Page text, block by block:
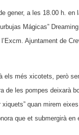
gener, a les 18.00 h. en
Mágicas”
Ajuntament de
els més xicotets, però
de les pompes deixarà
quan mirem
que et submergirà en